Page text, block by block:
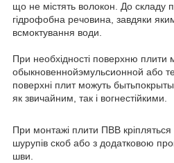
що не містять волокон. До складу
гідрофобна речовина, завдяки
всмоктування води.
При необхідності поверхню
обыкновеннойэмульсионной або
поверхні плит можуть
як звичайним, так і вогнестійкими.
При монтажі плити ПВВ
шурупів скоб або з додатковою
шви.